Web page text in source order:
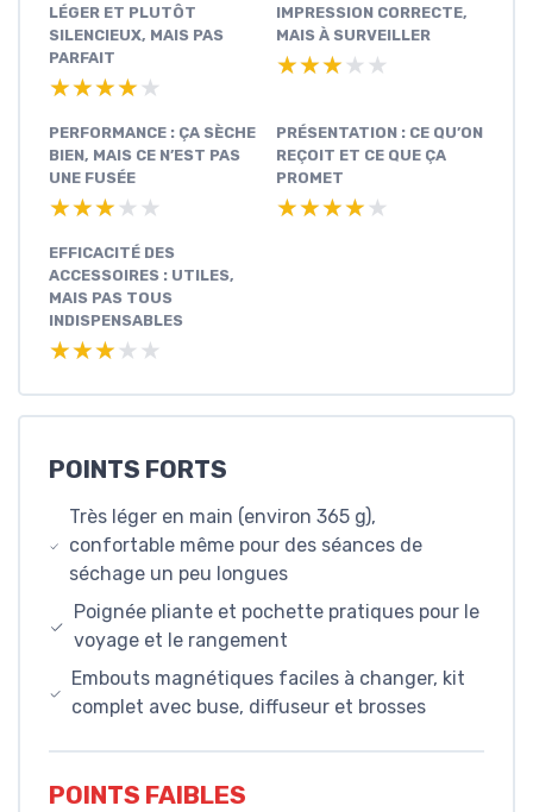
LÉGER ET PLUTÔT
SILENCIEUX, MAIS PAS
PARFAIT
★★★★★
★★★★★
IMPRESSION CORRECTE,
MAIS À SURVEILLER
★★★★★
★★★★★
PERFORMANCE : ÇA SÈCHE
BIEN, MAIS CE N’EST PAS
UNE FUSÉE
★★★★★
★★★★★
PRÉSENTATION : CE QU’ON
REÇOIT ET CE QUE ÇA
PROMET
★★★★★
★★★★★
EFFICACITÉ DES
ACCESSOIRES : UTILES,
MAIS PAS TOUS
INDISPENSABLES
★★★★★
★★★★★
POINTS FORTS
Très léger en main (environ 365 g),
confortable même pour des séances de
séchage un peu longues
Poignée pliante et pochette pratiques pour le
voyage et le rangement
Embouts magnétiques faciles à changer, kit
complet avec buse, diffuseur et brosses
POINTS FAIBLES